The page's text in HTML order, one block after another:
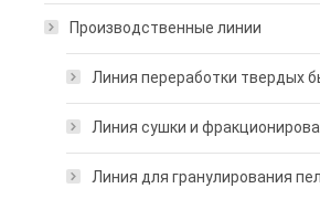
Производственные линии
Линия переработки твердых
Линия сушки и
Линия для гранулирования